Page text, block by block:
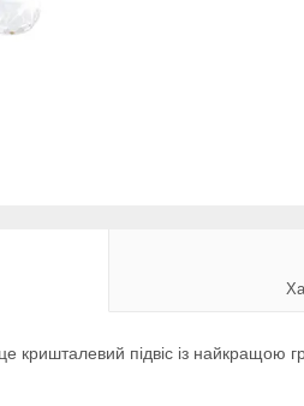
кришталевий підвіс із найкращою